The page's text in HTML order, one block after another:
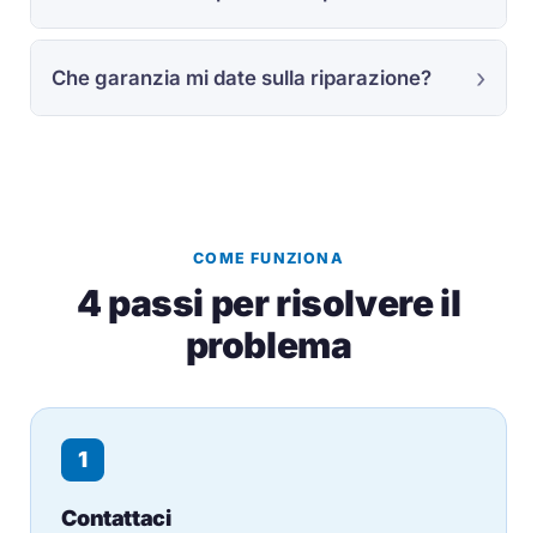
Che garanzia mi date sulla riparazione?
COME FUNZIONA
4 passi per risolvere il
problema
1
Contattaci